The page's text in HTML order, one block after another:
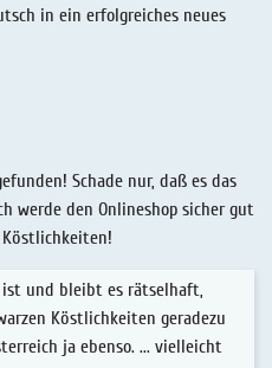
in ein erfolgreiches neues
Schade nur, daß es das
werde den Onlineshop sicher gut
ist und bleibt es rätselhaft,
Köstlichkeiten geradezu
ja ebenso. ... vielleicht